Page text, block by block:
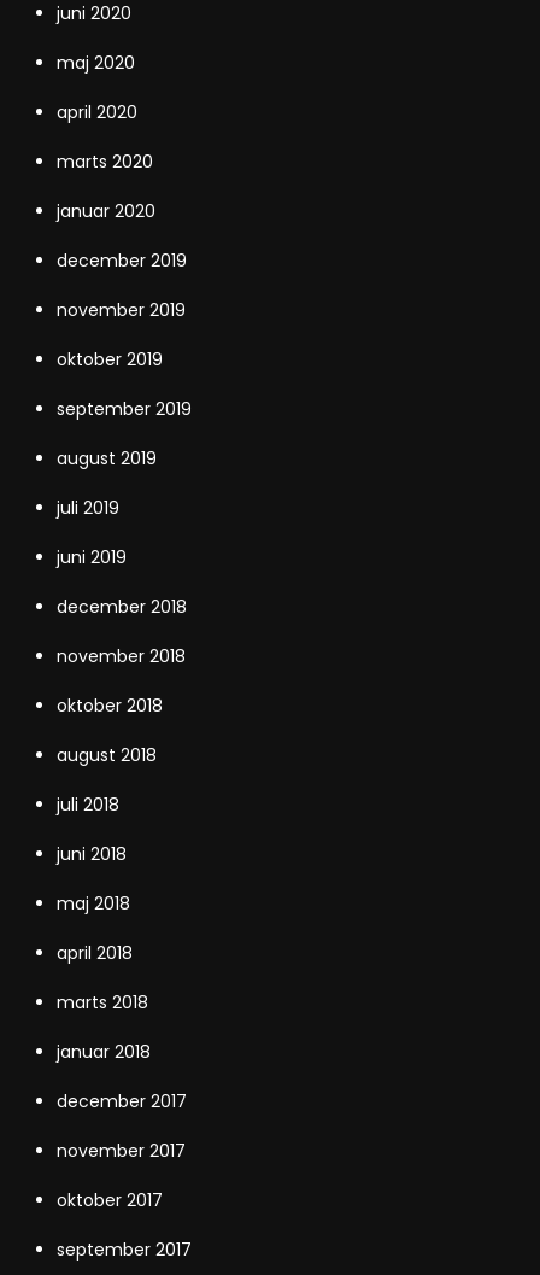
juni 2020
maj 2020
april 2020
marts 2020
januar 2020
december 2019
november 2019
oktober 2019
september 2019
august 2019
juli 2019
juni 2019
december 2018
november 2018
oktober 2018
august 2018
juli 2018
juni 2018
maj 2018
april 2018
marts 2018
januar 2018
december 2017
november 2017
oktober 2017
september 2017